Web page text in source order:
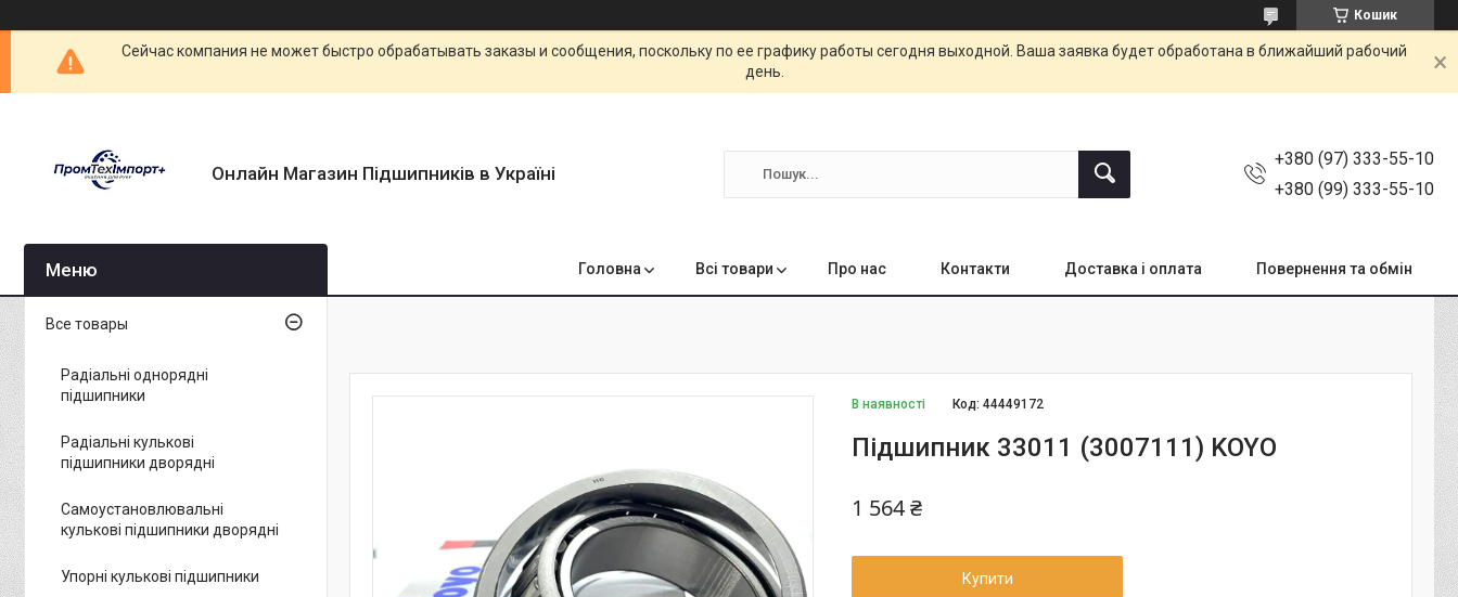
Кошик
Сейчас компания не может быстро обрабатывать заказы и сообщения, поскольку по ее графику работы сегодня выходной. Ваша заявка будет обработана в ближайший рабочий
день.
Онлайн Магазин Підшипників в Україні
+380 (97) 333-55-10
+380 (99) 333-55-10
Головна Всі товари Про нас Контакти Доставка і оплата Повернення та обмін
В наявності Код:44449172
Підшипник 33011 (3007111) KOYO
1 564 ₴
Купити
Все товары
Радіальні однорядні
підшипники
Радіальні кулькові
підшипники дворядні
Самоустановлювальні
кулькові підшипники дворядні
Упорні кулькові підшипники